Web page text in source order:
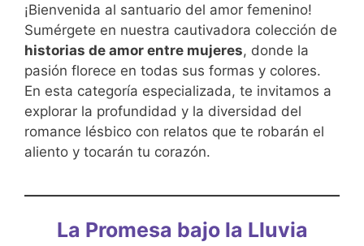
¡Bienvenida al santuario del amor femenino!
Sumérgete en nuestra cautivadora colección de
historias de amor entre mujeres, donde la
pasión florece en todas sus formas y colores.
En esta categoría especializada, te invitamos a
explorar la profundidad y la diversidad del
romance lésbico con relatos que te robarán el
aliento y tocarán tu corazón.
La Promesa bajo la Lluvia